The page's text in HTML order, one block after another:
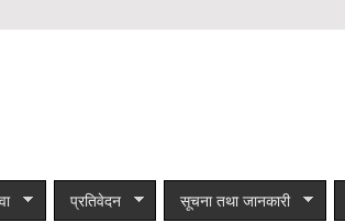
प्रतिवेदन सूचना तथा जानकारी